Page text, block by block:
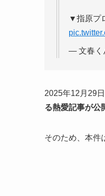
▼指原プ
— 文春く
2025年12月29
る熱愛記事が公
そのため、本件